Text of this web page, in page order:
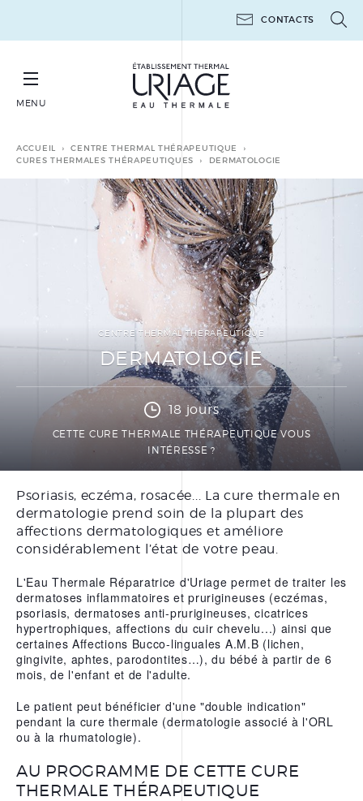
CONTACTS
MENU
RÉSERVER SA CURE THERMALE THÉRAPEUTIQUE
CURES THERMALES
THÉRAPEUTIQUES
MINI-CURES THERMALES
THÉRAPEUTIQUES
POST-CANCER
LES ATELIERS 6 JOURS
PRÉPARER SA CURE
THERMALE THÉRAPEUTIQUE
DOCUMENTATIONS
FORFAITS
SOINS À LA CARTE
SOINS CORPS
SOINS MAINS ET PIEDS
ÉPILATION
LE CENTRE THERMAL
THÉRAPEUTIQUE
L’EAU THERMALE
NOS APPS
ACCUEIL
CENTRE THERMAL THÉRAPEUTIQUE
CURES THERMALES THÉRAPEUTIQUES
DERMATOLOGIE
CENTRE THERMAL THÉRAPEUTIQUE
DERMATOLOGIE
18 jours
CETTE CURE THERMALE THÉRAPEUTIQUE VOUS
INTÉRESSE ?
Psoriasis, eczéma, rosacée... La cure thermale en
dermatologie prend soin de la plupart des
affections dermatologiques et améliore
considérablement l’état de votre peau.
L'Eau Thermale Réparatrice d'Uriage permet de traiter les
dermatoses inflammatoires et prurigineuses (eczémas,
psoriasis, dermatoses anti-prurigineuses, cicatrices
hypertrophiques, affections du cuir chevelu...) ainsi que
certaines Affections Bucco-linguales A.M.B (lichen,
gingivite, aphtes, parodontites…), du bébé à partir de 6
mois, de l'enfant et de l'adulte.
Le patient peut bénéficier d'une "double indication"
pendant la cure thermale (dermatologie associé à l'ORL
ou à la rhumatologie).
AU PROGRAMME DE CETTE CURE
THERMALE THÉRAPEUTIQUE